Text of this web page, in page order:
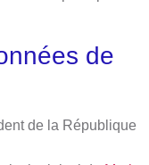
de
de la République